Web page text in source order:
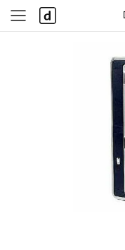
사
이
다
나
와